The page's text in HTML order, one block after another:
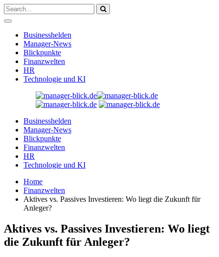
Businesshelden
Manager-News
Blickpunkte
Finanzwelten
HR
Technologie und KI
Businesshelden
Manager-News
Blickpunkte
Finanzwelten
HR
Technologie und KI
Home
Finanzwelten
Aktives vs. Passives Investieren: Wo liegt die Zukunft für
Anleger?
Aktives vs. Passives Investieren: Wo liegt
die Zukunft für Anleger?